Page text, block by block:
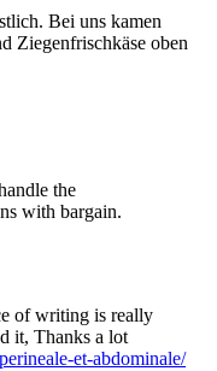
Bei uns kamen
Ziegenfrischkäse oben
the
with bargain.
of writing is really
it, Thanks a lot
et-abdominale/